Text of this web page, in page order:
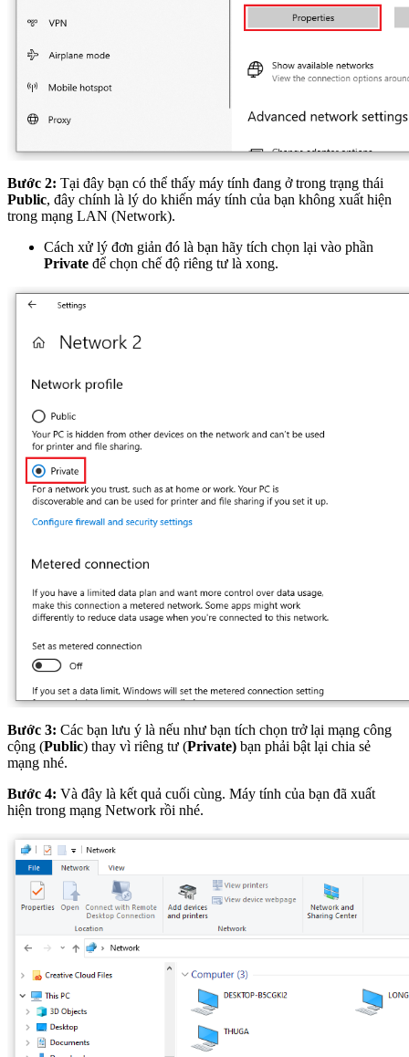
Bước 2: Tại đây bạn có thể thấy máy tính đang ở trong trạng thái
Public, đây chính là lý do khiến máy tính của bạn không xuất hiện
trong mạng LAN (Network).
Cách xử lý đơn giản đó là bạn hãy tích chọn lại vào phần
Private để chọn chế độ riêng tư là xong.
Bước 3: Các bạn lưu ý là nếu như bạn tích chọn trở lại mạng công
cộng (Public) thay vì riêng tư (Private) bạn phải bật lại chia sẻ
mạng nhé.
Bước 4: Và đây là kết quả cuối cùng. Máy tính của bạn đã xuất
hiện trong mạng Network rồi nhé.